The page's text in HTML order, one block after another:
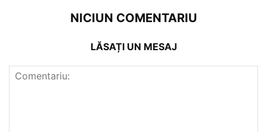
NICIUN COMENTARIU
LĂSAȚI UN MESAJ